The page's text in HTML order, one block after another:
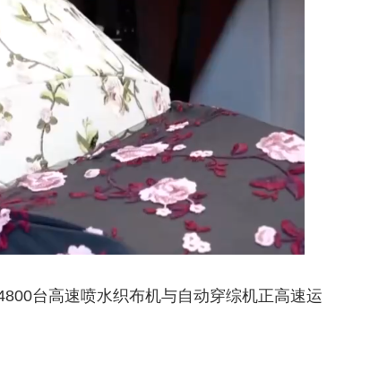
台高速喷水织布机与自动穿综机正高速运